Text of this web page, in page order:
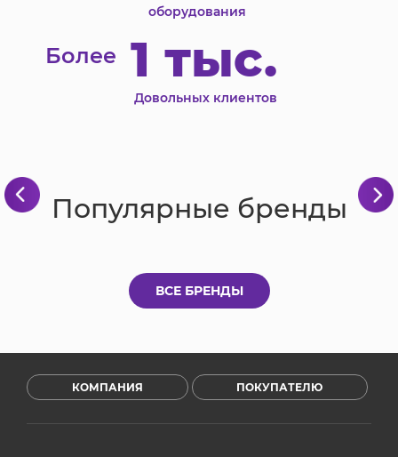
оборудования
Более 1 тыс.
Довольных клиентов
Популярные бренды
ВСЕ БРЕНДЫ
КОМПАНИЯ ПОКУПАТЕЛЮ